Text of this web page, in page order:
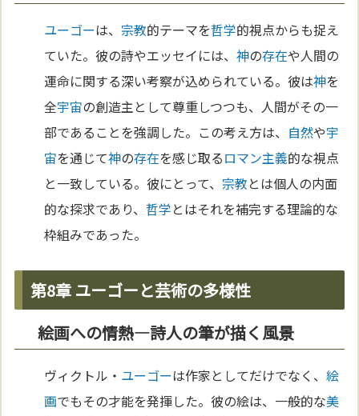
ユーゴーは、 宗教的テーマを哲学的視点からも捉え
ていた。彼の詩やエッセイには、神の存在や人間の
運命に関する深い考察が込められている。彼は神を
全宇宙の創造主として尊重しつつも、人間がその一
部であることを強調した。この考え方は、 自然や宇
宙を通じて神の存在を感じ取るロマン主義的な視点
と一致している。彼にとって、 宗教とは個人の内面
的な探求であり、 哲学とはそれを補完する理論的な
枠組みであった。
第8章 ユーゴーと芸術の多様性
絵画への情熱—詩人の筆が描く風景
ヴィクトル・ ユーゴーは作家としてだけでなく、絵
画でもその才能を発揮した。彼の絵は、一般的な美